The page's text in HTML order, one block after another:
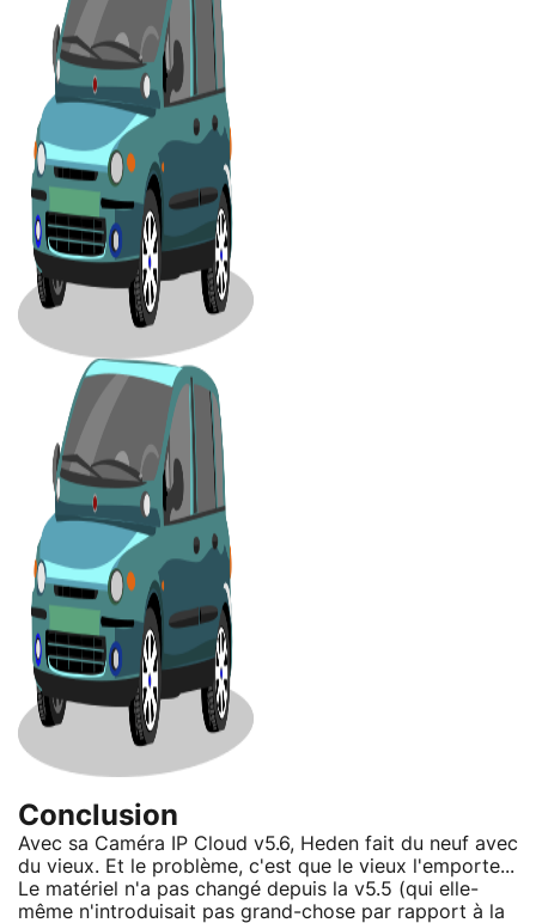
Conclusion
Avec sa Caméra IP Cloud v5.6, Heden fait du neuf avec
du vieux. Et le problème, c'est que le vieux l'emporte...
Le matériel n'a pas changé depuis la v5.5 (qui elle-
même n'introduisait pas grand-chose par rapport à la